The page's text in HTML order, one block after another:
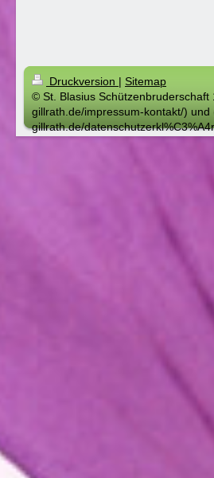
Druckversion
Sitemap
© St. Blasius Schützenbruderschaft
gillrath.de/impressum-kontakt/) und
gillrath.de/